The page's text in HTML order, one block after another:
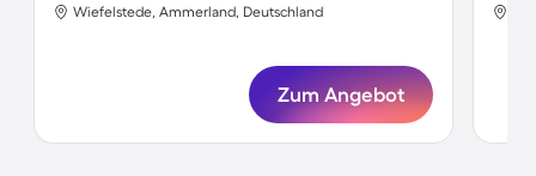
Wiefelstede, Ammerland, Deutschland
Zum Angebot